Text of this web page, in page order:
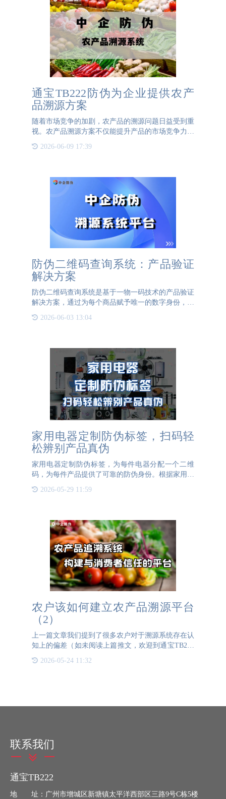
通宝TB222防伪为企业提供农产
品溯源方案
随着市场竞争的加剧，农产品的溯源问题日益受到重
视。农产品溯源方案不仅能提升产品的市场竞争力，
还能帮助产品在众多同类商品中脱颖而出。通宝
TB222防伪致力于为商家提供定制化的农产品溯源解
2026-06-09 17:39
防伪二维码查询系统：产品验证
解决方案
防伪二维码查询系统是基于一物一码技术的产品验证
解决方案，通过为每个商品赋予唯一的数字身份，实
现全流程防伪与溯源管理。以下从技术原理、功能架
构和应用价值三方面进行介绍：一、技术原理系统通
2026-06-03 13:04
家用电器定制防伪标签，扫码轻
松辨别产品真伪
家用电器定制防伪标签，为每件电器分配一个二维
码，为每件产品提供了可靠的防伪身份。根据家用电
防伪标签，为每件产品赋予独一无二的身份证，占据
2026-05-29 11:59
农户该如何建立农产品溯源平台
（2）
上一篇文章我们提到了很多农户对于溯源系统存在认
知上的偏差（如未阅读上篇推文，欢迎到通宝TB222
该如何让消费者在琳琅满目的农产品货架前，在选择
2026-05-24 11:32
联系我们
通宝TB222
地 址：广州市增城区新塘镇太平洋西部区三路9号C栋5楼